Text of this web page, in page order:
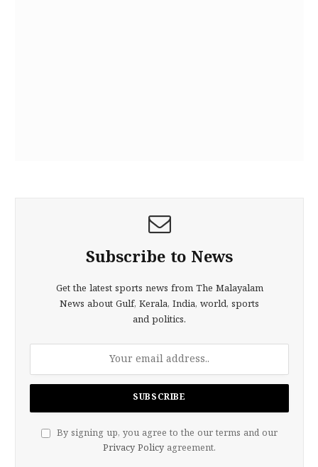
Subscribe to News
Get the latest sports news from The Malayalam
News about Gulf, Kerala, India, world, sports
and politics.
By signing up, you agree to the our terms and our
Privacy Policy agreement.